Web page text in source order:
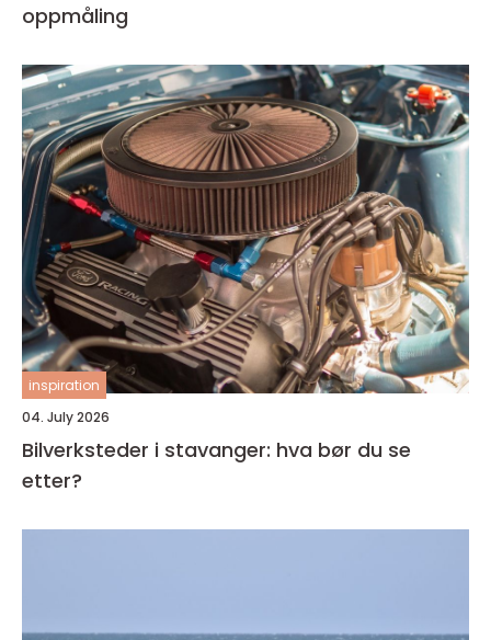
oppmåling
inspiration
04. July 2026
Bilverksteder i stavanger: hva bør du se
etter?